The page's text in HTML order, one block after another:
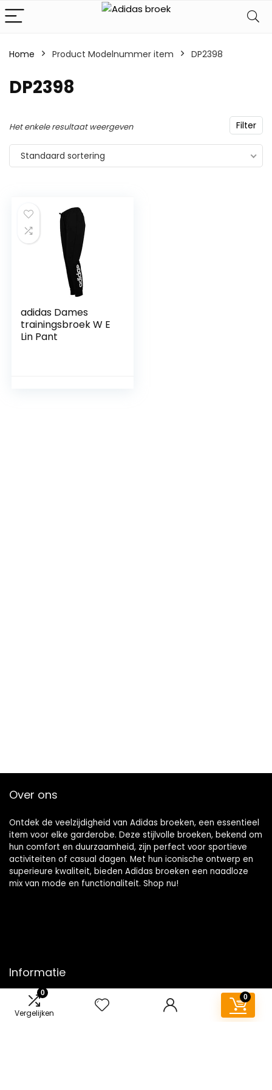
0
Vergelijken
0
Home Product Modelnummer item ‎DP2398
‎DP2398
Filter
Het enkele resultaat weergeven
Standaard sortering
adidas Dames
trainingsbroek W E
Lin Pant
Over ons
Ontdek de veelzijdigheid van Adidas broeken, een essentieel
item voor elke garderobe. Deze stijlvolle broeken, bekend om
hun comfort en duurzaamheid, zijn perfect voor sportieve
activiteiten of casual dagen. Met hun iconische ontwerp en
superieure kwaliteit, bieden Adidas broeken een naadloze
mix van mode en functionaliteit. Shop nu!
Informatie
Contact
Klantenservice